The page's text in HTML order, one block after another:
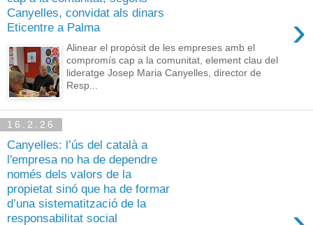
Canyelles, convidat als dinars
Eticentre a Palma
›
Alinear el propòsit de les empreses amb el
compromís cap a la comunitat, element clau del
lideratge Josep Maria Canyelles, director de
Resp...
16.2.26
Canyelles: l’ús del català a
l'empresa no ha de dependre
només dels valors de la
propietat sinó que ha de formar
d’una sistematització de la
responsabilitat social